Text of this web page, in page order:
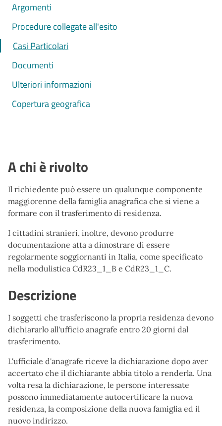
Argomenti
Procedure collegate all'esito
Casi Particolari
Documenti
Ulteriori informazioni
Copertura geografica
A chi è rivolto
Il richiedente può essere un qualunque componente
maggiorenne della famiglia anagrafica che si viene a
formare con il trasferimento di residenza.
I cittadini stranieri, inoltre, devono produrre
documentazione atta a dimostrare di essere
regolarmente soggiornanti in Italia, come specificato
nella modulistica CdR23_1_B e CdR23_1_C.
Descrizione
I soggetti che trasferiscono la propria residenza devono
dichiararlo all'ufficio anagrafe entro 20 giorni dal
trasferimento.
L'ufficiale d'anagrafe riceve la dichiarazione dopo aver
accertato che il dichiarante abbia titolo a renderla. Una
volta resa la dichiarazione, le persone interessate
possono immediatamente autocertificare la nuova
residenza, la composizione della nuova famiglia ed il
nuovo indirizzo.